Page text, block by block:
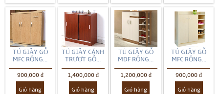
TỦ GIẦY GỖ
MFC RỘNG...
900,000 đ
Giỏ hàng
TỦ GIẦY CÁNH
TRƯỢT GỖ...
1,400,000 đ
Giỏ hàng
TỦ GIẦY GỖ
MDF RỘNG...
1,200,000 đ
Giỏ hàng
TỦ GIẦY GỖ
MFC RỘNG...
900,000 đ
Giỏ hàng